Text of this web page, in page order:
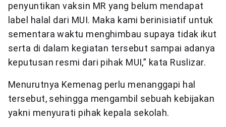
penyuntikan vaksin MR yang belum mendapat
label halal dari MUI. Maka kami berinisiatif untuk
sementara waktu menghimbau supaya tidak ikut
serta di dalam kegiatan tersebut sampai adanya
keputusan resmi dari pihak MUI,” kata Ruslizar.
Menurutnya Kemenag perlu menanggapi hal
tersebut, sehingga mengambil sebuah kebijakan
yakni menyurati pihak kepala sekolah.